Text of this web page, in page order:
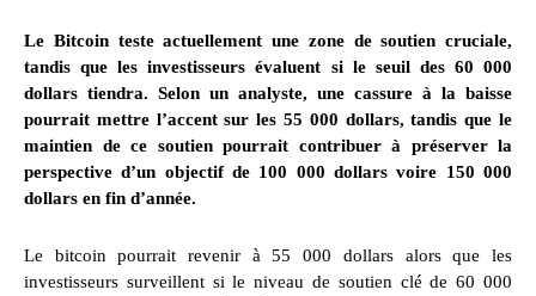
Le Bitcoin teste actuellement une zone de soutien cruciale,
tandis que les investisseurs évaluent si le seuil des 60 000
dollars tiendra. Selon un analyste, une cassure à la baisse
pourrait mettre l’accent sur les 55 000 dollars, tandis que le
maintien de ce soutien pourrait contribuer à préserver la
perspective d’un objectif de 100 000 dollars voire 150 000
dollars en fin d’année.
Le bitcoin pourrait revenir à 55 000 dollars alors que les
investisseurs surveillent si le niveau de soutien clé de 60 000